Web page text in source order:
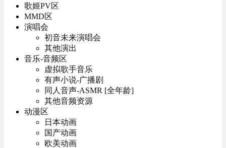
歌姬PV区
MMD区
演唱会
初音未来演唱会
其他演出
音乐-音频区
虚拟歌手音乐
有声小说-广播剧
同人音声-ASMR [全年龄]
其他音频资源
动漫区
日本动画
国产动画
欧美动画